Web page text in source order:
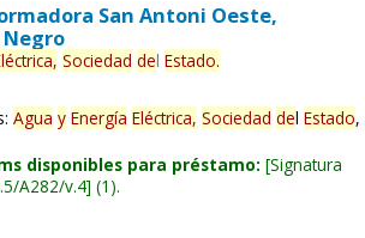
San Antoni Oeste,
Sociedad del Estado.
Agua y Energía Eléctrica, Sociedad del Estado,
disponibles para préstamo: Signatura
A282/v.4 (1).